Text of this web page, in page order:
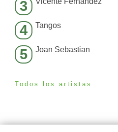
3
4 Tangos
5 Joan Sebastian
Todos los artistas